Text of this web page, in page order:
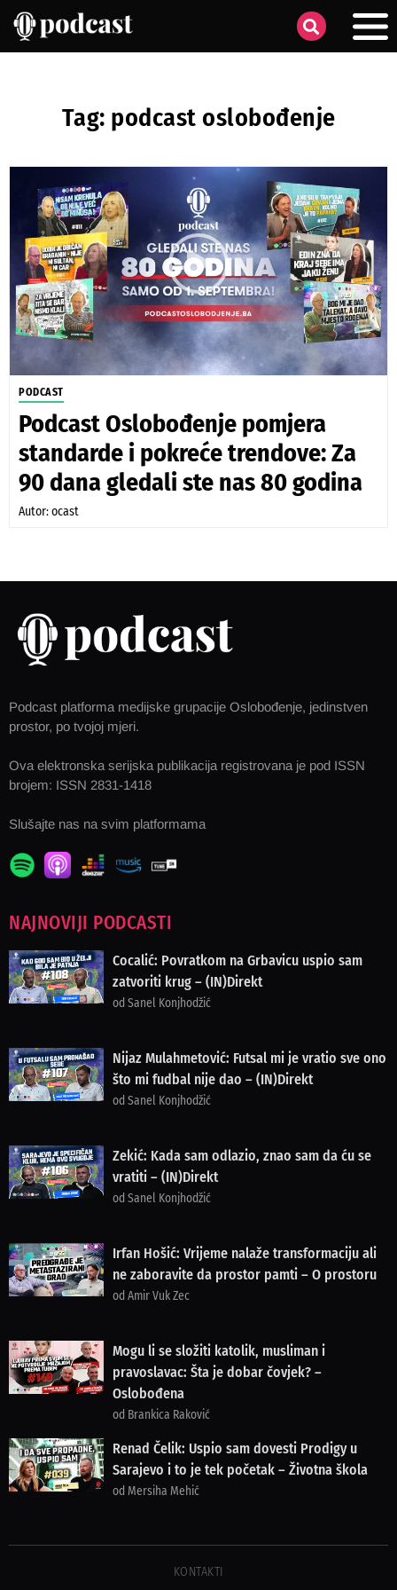
Tag: podcast oslobođenje
PODCAST
Podcast Oslobođenje pomjera
standarde i pokreće trendove: Za
90 dana gledali ste nas 80 godina
Autor: ocast
Podcast platforma medijske grupacije Oslobođenje, jedinstven
prostor, po tvojoj mjeri.
Ova elektronska serijska publikacija registrovana je pod ISSN
brojem: ISSN 2831-1418
Slušajte nas na svim platformama
NAJNOVIJI PODCASTI
Cocalić: Povratkom na Grbavicu uspio sam
zatvoriti krug – (IN)Direkt
od Sanel Konjhodžić
Nijaz Mulahmetović: Futsal mi je vratio sve ono
što mi fudbal nije dao – (IN)Direkt
od Sanel Konjhodžić
Zekić: Kada sam odlazio, znao sam da ću se
vratiti – (IN)Direkt
od Sanel Konjhodžić
Irfan Hošić: Vrijeme nalaže transformaciju ali
ne zaboravite da prostor pamti – O prostoru
od Amir Vuk Zec
Mogu li se složiti katolik, musliman i
pravoslavac: Šta je dobar čovjek? –
Oslobođena
od Brankica Raković
Renad Čelik: Uspio sam dovesti Prodigy u
Sarajevo i to je tek početak – Životna škola
od Mersiha Mehić
KONTAKTI